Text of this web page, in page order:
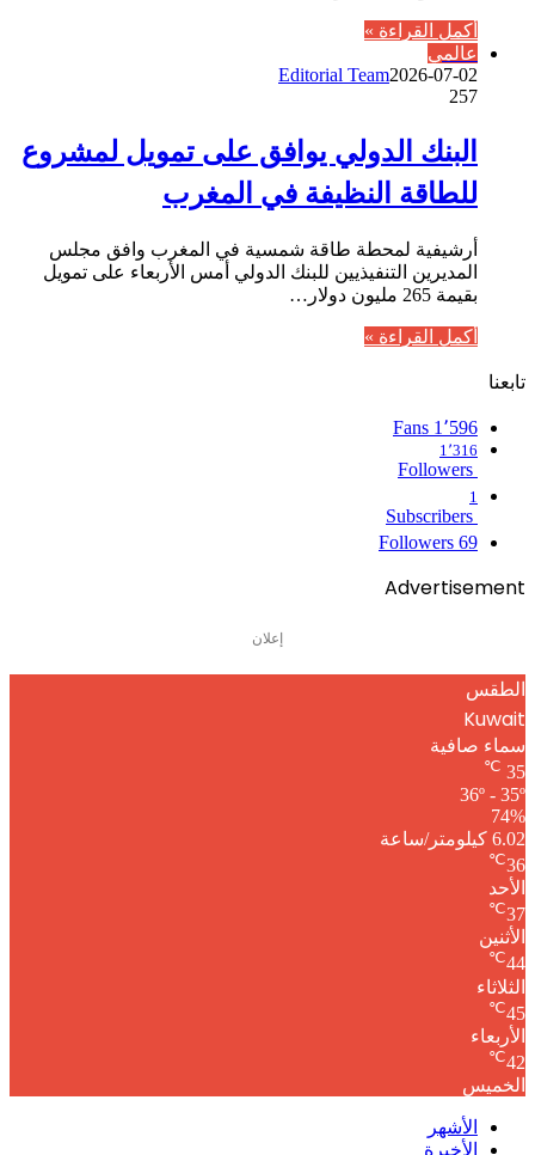
أكمل القراءة »
عالمي
Editorial Team2026-07-02
257
البنك الدولي يوافق على تمويل لمشروع
للطاقة النظيفة في المغرب
أرشيفية لمحطة طاقة شمسية في المغرب وافق مجلس
المديرين التنفيذيين للبنك الدولي أمس الأربعاء على تمويل
بقيمة 265 مليون دولار…
أكمل القراءة »
تابعنا
1٬596 Fans
Followers
Subscribers
69
Followers
Advertisement
إعلان
الطقس
Kuwait
سماء صافية
35
℃
36º - 35º
74%
6.02 كيلومتر/ساعة
36
℃
الأحد
37
℃
الأثنين
44
℃
الثلاثاء
45
℃
الأربعاء
42
℃
الخميس
الأشهر
الأخيرة